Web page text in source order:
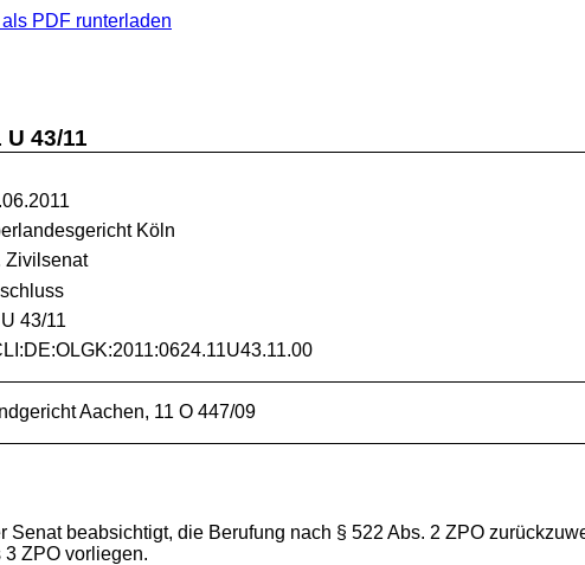
PDF runterladen
43/11
Köln
Zivilsenat
43/11
Aachen, 11 O 447/09
Senat beabsichtigt, die Berufung nach § 522 Abs. 2 ZPO
3 ZPO vorliegen.